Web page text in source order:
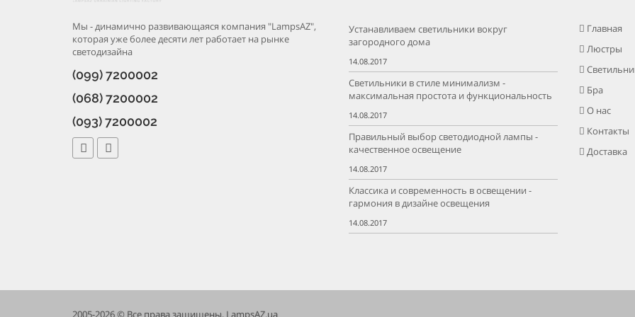
Мы - динамично развивающаяся компания "LampsAZ",
которая уже более десяти лет работает на рынке
светодизайна
(099) 7200002
(068) 7200002
(093) 7200002
Устанавливаем светильники вокруг
загородного дома
14.08.2017
Светильники в стиле минимализм -
максимальная простота и функциональность
14.08.2017
Правильный выбор светодиодной лампы -
качественное освещение
14.08.2017
Классика и современность в освещении -
гармония в дизайне освещения
14.08.2017
Главная
Люстры
Бра
О нас
Контакты
Доставка
2005-2026 © Все права защищены, LampsAZ.ua